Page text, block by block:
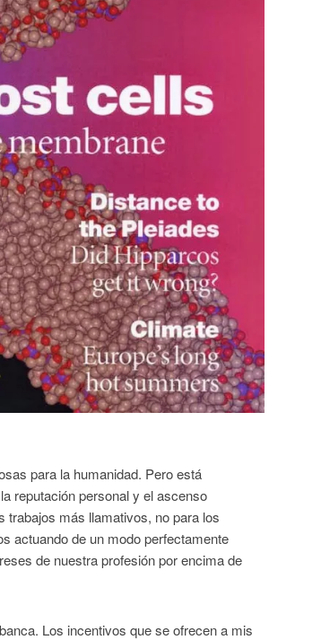
para la humanidad. Pero está
reputación personal y el ascenso
trabajos más llamativos, no para los
actuando de un modo perfectamente
de nuestra profesión por encima de
Los incentivos que se ofrecen a mis